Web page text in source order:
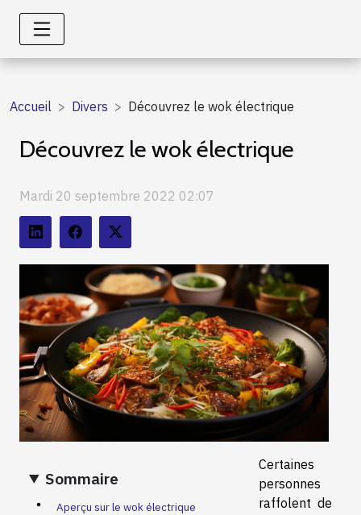
Accueil Divers Découvrez le wok électrique
Découvrez le wok électrique
Mardi 20 septembre 2022 02:07
Sommaire
Aperçu sur le wok électrique
Certaines
personnes
raffolent de